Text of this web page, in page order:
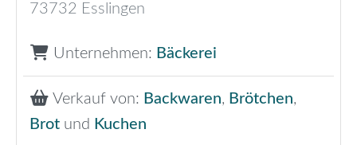
73732 Esslingen
Unternehmen: Bäckerei
Verkauf von: Backwaren, Brötchen,
Brot und Kuchen